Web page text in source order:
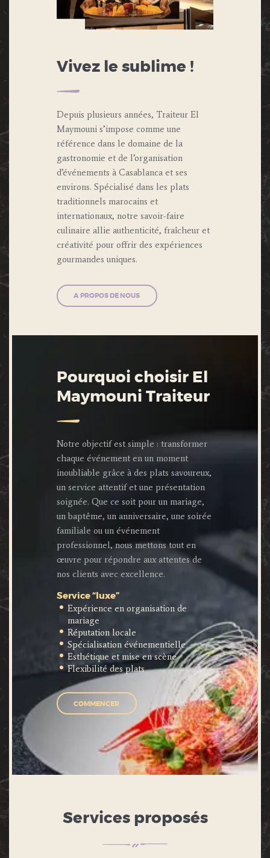
Vivez le sublime !
Depuis plusieurs années, Traiteur El
Maymouni s’impose comme une
référence dans le domaine de la
gastronomie et de l’organisation
d’événements à Casablanca et ses
environs. Spécialisé dans les plats
traditionnels marocains et
internationaux, notre savoir-faire
culinaire allie authenticité, fraîcheur et
créativité pour offrir des expériences
gourmandes uniques.
A PROPOS DE NOUS
Pourquoi choisir El
Maymouni Traiteur
Notre objectif est simple : transformer
chaque événement en un moment
inoubliable grâce à des plats savoureux,
un service attentif et une présentation
soignée. Que ce soit pour un mariage,
un baptême, un anniversaire, une soirée
familiale ou un événement
professionnel, nous mettons tout en
œuvre pour répondre aux attentes de
nos clients avec excellence.
Service “luxe”
Expérience en organisation de
mariage
Réputation locale
Spécialisation événementielle
Esthétique et mise en scène
Flexibilité des plats
COMMENCER
Services proposés